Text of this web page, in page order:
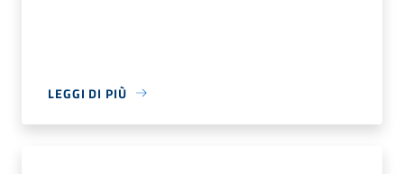
LEGGI DI PIÙ